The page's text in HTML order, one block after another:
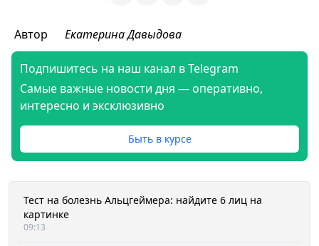
Автор Екатерина Давыдова
Подпишитесь на наш канал в Telegram
Самые важные новости дня — оперативно,
интересно и эксклюзивно
Быть в курсе
Тест на болезнь Альцгеймера: найдите 6 лиц на
картинке
09:13